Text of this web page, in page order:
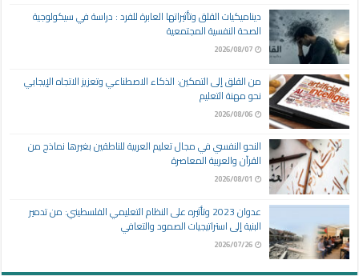
ديناميكيات القلق وتأثيراتها العابرة للفرد : دراسة في سيكولوجية
الصحة النفسية المجتمعية
2026/08/07
من القلق إلى التمكين: الذكاء الاصطناعي وتعزيز الاتجاه الإيجابي
نحو مهنة التعليم
2026/08/06
النحو النفسي في مجال تعليم العربية للناطقين بغيرها نماذج من
القرآن والعربية المعاصرة
2026/08/01
عدوان 2023 وتأثيره على النظام التعليمي الفلسطيني: من تدمير
البنية إلى استراتيجيات الصمود والتعافي
2026/07/26